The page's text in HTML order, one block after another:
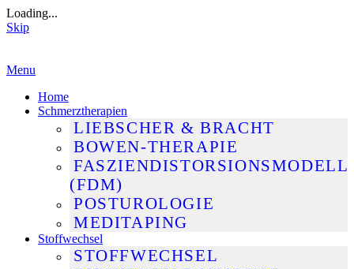
Loading...
Skip
Skip
content
Menu
Home
Schmerztherapien
LIEBSCHER & BRACHT
BOWEN-THERAPIE
FASZIENDISTORSIONSMODELL
(FDM)
POSTUROLOGIE
MEDITAPING
Stoffwechsel
STOFFWECHSEL